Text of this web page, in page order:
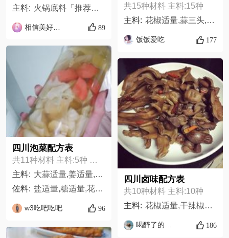
主料: 火锅底料「推荐磁器口」一袋,红烧猪肉罐头一盒,生姜适量,大蒜适量,干辣椒十个,花椒一小把,大葱两根,鱼随意
相信美好就会出现 89
四川泡菜配方表
共11种材料 主料:5种 佐料:6种
主料: 大蒜适量,姜适量,胡萝卜适量,包菜适量,白酒适量
佐料: 盐适量,糖适量,花椒适量,香叶适量,八角适量,白芷适量
w3吃吧吃吧 96
共15种材料 主料:15种
主料: 花椒适量,蒜三头,老姜10片,盐60-80g,八角3个,小米辣一把,水2升,白酒三瓶盖,密封玻璃罐1只,泡椒两包,圆白菜一颗,胡萝卜两根,线椒五个,红菜椒两只,芹菜两根,
饭饭爱吃 177
四川卤味配方表
共10种材料 主料:10种
主料: 花椒适量,干辣椒10个,姜6片,生抽适量,八角两个,山奈两小块,白糖适量,鸭脚一斤,鸭肾一斤,盐适量,
喝醉了的柚子 186